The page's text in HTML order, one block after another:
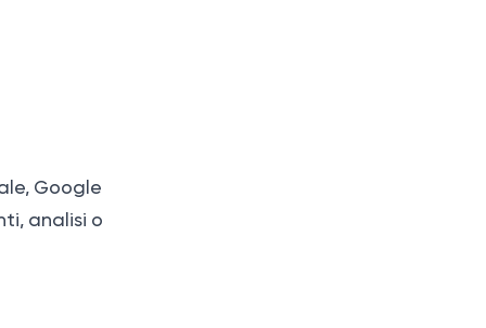
Google
analisi o